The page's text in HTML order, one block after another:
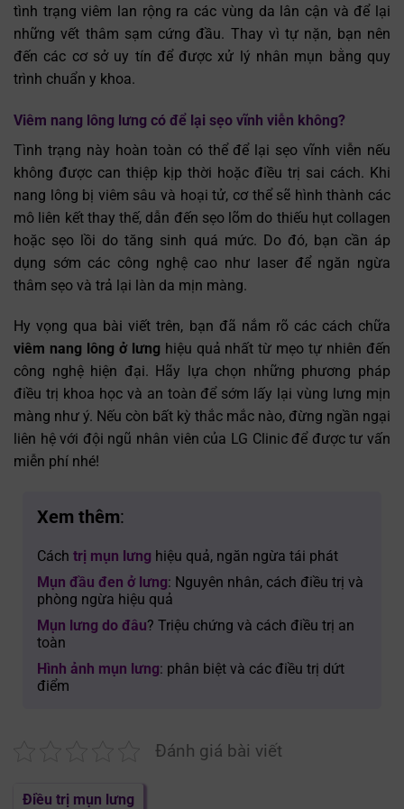
tình trạng viêm lan rộng ra các vùng da lân cận và để lại
những vết thâm sạm cứng đầu. Thay vì tự nặn, bạn nên
đến các cơ sở uy tín để được xử lý nhân mụn bằng quy
trình chuẩn y khoa.
Viêm nang lông lưng có để lại sẹo vĩnh viễn không?
Tình trạng này hoàn toàn có thể để lại sẹo vĩnh viễn nếu
không được can thiệp kịp thời hoặc điều trị sai cách. Khi
nang lông bị viêm sâu và hoại tử, cơ thể sẽ hình thành các
mô liên kết thay thế, dẫn đến sẹo lõm do thiếu hụt collagen
hoặc sẹo lồi do tăng sinh quá mức. Do đó, bạn cần áp
dụng sớm các công nghệ cao như laser để ngăn ngừa
thâm sẹo và trả lại làn da mịn màng.
Hy vọng qua bài viết trên, bạn đã nắm rõ các cách chữa
viêm nang lông ở lưng hiệu quả nhất từ mẹo tự nhiên đến
công nghệ hiện đại. Hãy lựa chọn những phương pháp
điều trị khoa học và an toàn để sớm lấy lại vùng lưng mịn
màng như ý. Nếu còn bất kỳ thắc mắc nào, đừng ngần ngại
liên hệ với đội ngũ nhân viên của LG Clinic để được tư vấn
miễn phí nhé!
Xem thêm:
Cách trị mụn lưng hiệu quả, ngăn ngừa tái phát
Mụn đầu đen ở lưng: Nguyên nhân, cách điều trị và
phòng ngừa hiệu quả
Mụn lưng do đâu? Triệu chứng và cách điều trị an
toàn
Hình ảnh mụn lưng: phân biệt và các điều trị dứt
điểm
Đánh giá bài viết
Điều trị mụn lưng